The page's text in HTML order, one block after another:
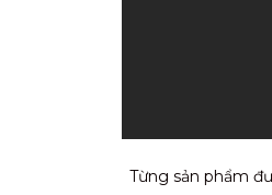
Từng sản phẩm